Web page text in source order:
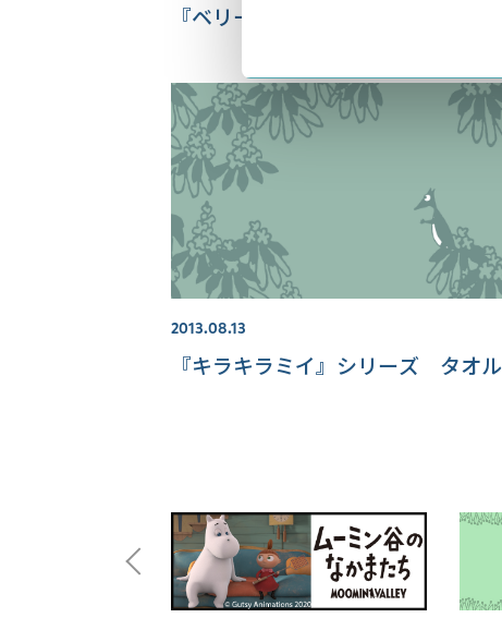
『ベリー』シリーズ タオル
2013.08.13
『キラキラミイ』シリーズ タオル